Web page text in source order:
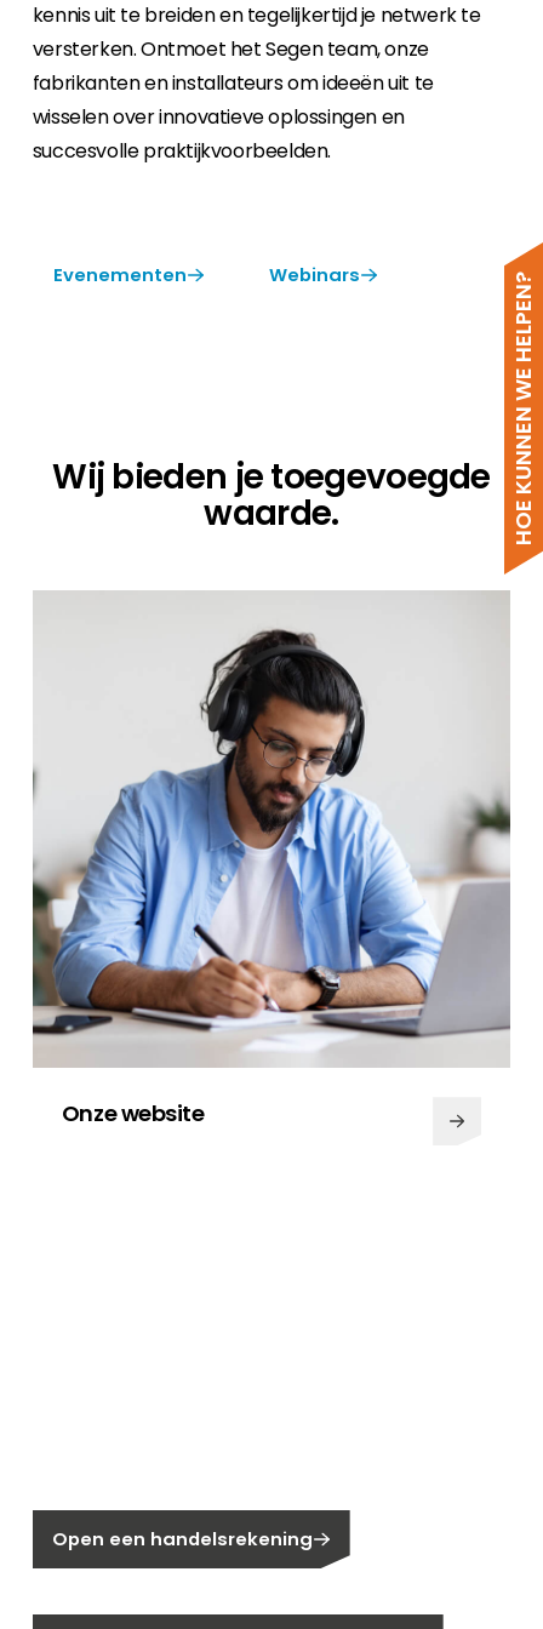
HOE KUNNEN WE HELPEN?
kennis uit te breiden en tegelijkertijd je netwerk te
versterken. Ontmoet het Segen team, onze
fabrikanten en installateurs om ideeën uit te
wisselen over innovatieve oplossingen en
succesvolle praktijkvoorbeelden.
Evenementen Webinars
Wij bieden je toegevoegde
waarde.
Onze website
Open een handelsrekening